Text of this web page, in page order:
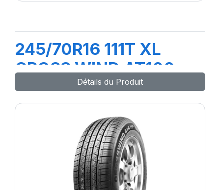
245/70R16 111T XL
CROSS WIND AT100
Détails du Produit